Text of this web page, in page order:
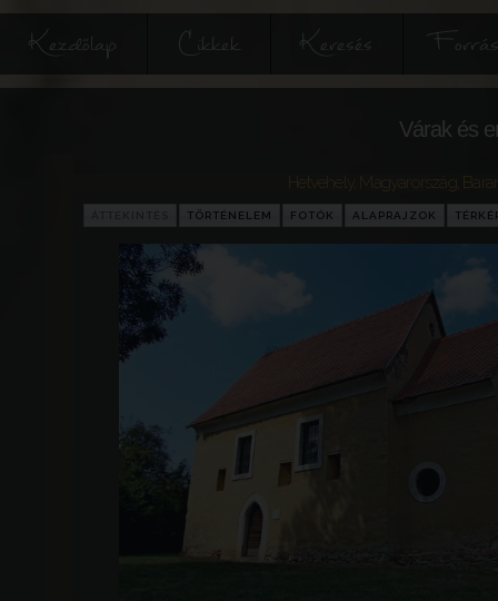
Kezdőlap Cikkek Keresés
Várak és
Hetvehely Magyarország
TÖRTÉNELEM FOTÓK ALAPRAJZOK